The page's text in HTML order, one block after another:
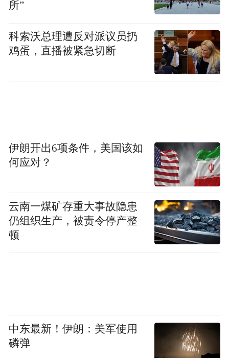
所”
科索沃总理遭反对派议员扔
鸡蛋，直播被紧急切断
伊朗开出6项条件，美国该如
何应对？
云南一煤矿存重大事故隐患
仍组织生产，被责令停产整
顿
中东最新！伊朗：美军使用
磷弹